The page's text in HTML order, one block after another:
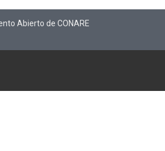
Abierto de CONARE